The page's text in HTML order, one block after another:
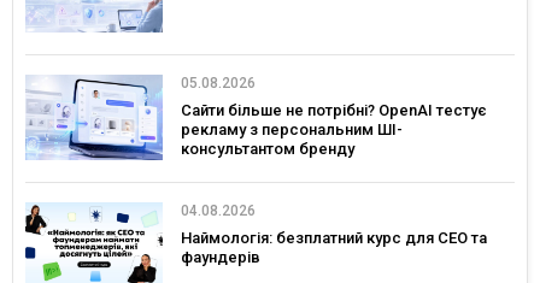
05.08.2026
Сайти більше не потрібні? OpenAI тестує
рекламу з персональним ШІ-
консультантом бренду
04.08.2026
Наймологія: безплатний курс для CEO та
фаундерів